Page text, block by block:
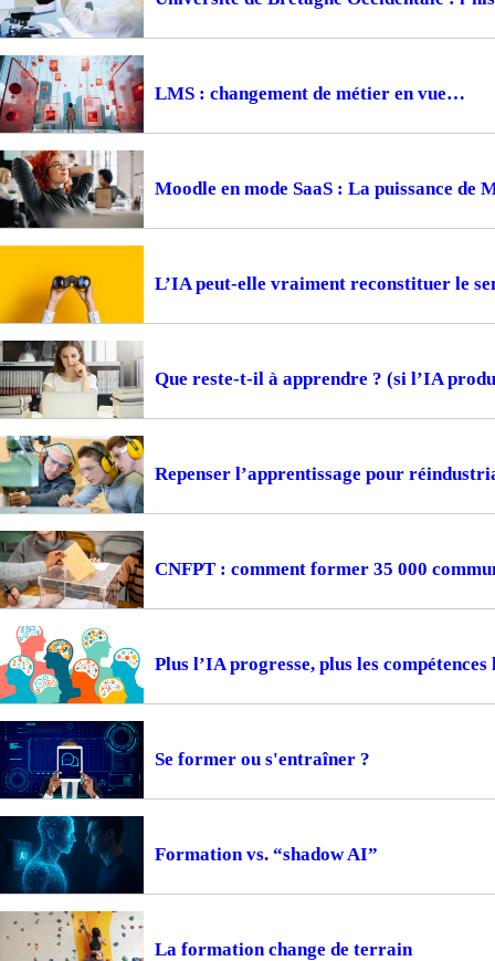
LMS : changement de métier en vue
Moodle en mode SaaS : La puissance de
L’IA peut-elle vraiment reconstituer le
Que reste-t-il à apprendre ? (si l’IA
Repenser l’apprentissage pour
CNFPT : comment former 35 000
Plus l’IA progresse, plus les
Se former ou s'entraîner ?
Formation vs. “shadow AI”
La formation change de terrain